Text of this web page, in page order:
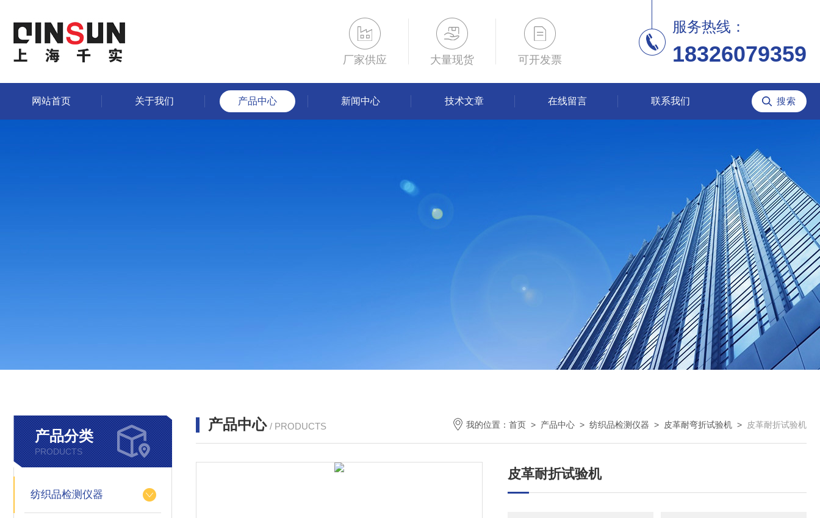
厂家供应 大量现货 可开发票
服务热线：
18326079359
网站首页 关于我们 产品中心 新闻中心 技术文章 在线留言 联系我们
产品分类
PRODUCTS
纺织品检测仪器
产品中心 / PRODUCTS 我的位置： 首页 > 产品中心 > 纺织品检测仪器 > 皮革耐弯折试验机 > 皮革耐折试验机
皮革耐折试验机